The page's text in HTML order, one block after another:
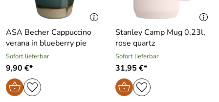
ASA Becher Cappuccino
verana in blueberry pie
Sofort lieferbar
9,90 €*
Stanley Camp Mug 0,23l,
rose quartz
Sofort lieferbar
31,95 €*